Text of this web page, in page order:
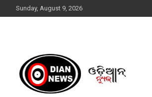
to
Sunday, August 9, 2026